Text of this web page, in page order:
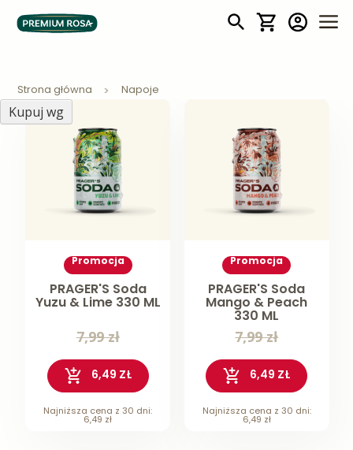
Mój koszyk
Strona główna Napoje
Promocja
PRAGER'S Soda
Yuzu & Lime 330 ML
7,99 zł
6,49 ZŁ
Najniższa cena z 30 dni:
6,49 zł
Promocja
PRAGER'S Soda
Mango & Peach
330 ML
7,99 zł
6,49 ZŁ
Najniższa cena z 30 dni:
6,49 zł
Kupuj wg